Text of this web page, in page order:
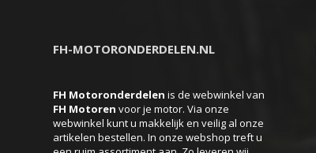
FH-MOTORONDERDELEN.NL
FH Motoronderdelen is de webwinkel van
FH Motoren voor je motor. Via onze
webwinkel kunt u makkelijk en veilig al onze
artikelen bestellen. In onze webshop treft u